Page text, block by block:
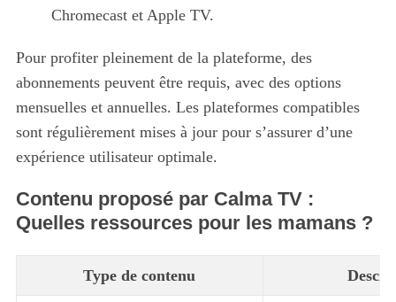
Chromecast et Apple TV.
Pour profiter pleinement de la plateforme, des
abonnements peuvent être requis, avec des options
mensuelles et annuelles. Les plateformes compatibles
sont régulièrement mises à jour pour s’assurer d’une
expérience utilisateur optimale.
Contenu proposé par Calma TV :
Quelles ressources pour les mamans ?
Type de contenu